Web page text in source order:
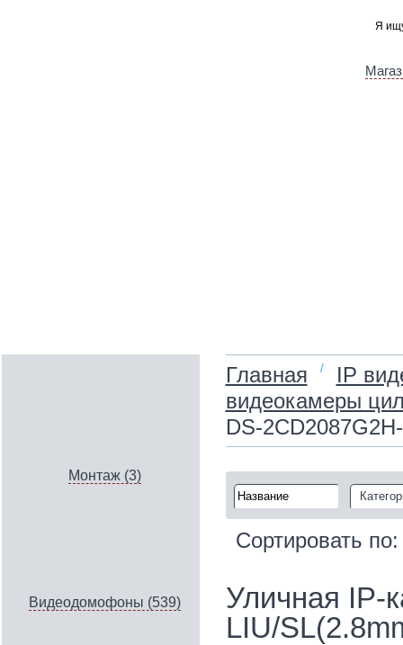
Монтаж (3)
Видеодомофоны (539)
Главная /
IP
видеокамеры
DS-
Сортировать
Уличная
LIU/